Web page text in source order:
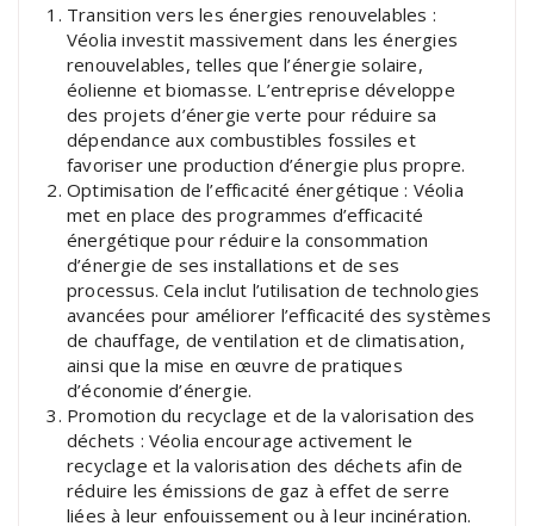
Transition vers les énergies renouvelables :
Véolia investit massivement dans les énergies
renouvelables, telles que l’énergie solaire,
éolienne et biomasse. L’entreprise développe
des projets d’énergie verte pour réduire sa
dépendance aux combustibles fossiles et
favoriser une production d’énergie plus propre.
Optimisation de l’efficacité énergétique : Véolia
met en place des programmes d’efficacité
énergétique pour réduire la consommation
d’énergie de ses installations et de ses
processus. Cela inclut l’utilisation de technologies
avancées pour améliorer l’efficacité des systèmes
de chauffage, de ventilation et de climatisation,
ainsi que la mise en œuvre de pratiques
d’économie d’énergie.
Promotion du recyclage et de la valorisation des
déchets : Véolia encourage activement le
recyclage et la valorisation des déchets afin de
réduire les émissions de gaz à effet de serre
liées à leur enfouissement ou à leur incinération.